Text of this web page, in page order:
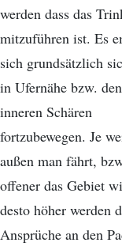
werden dass das
mitzuführen ist. Es
sich grundsätzlich
in Ufernähe bzw. den
inneren Schären
fortzubewegen. Je
außen man fährt,
offener das Gebiet
desto höher werden
Ansprüche an den